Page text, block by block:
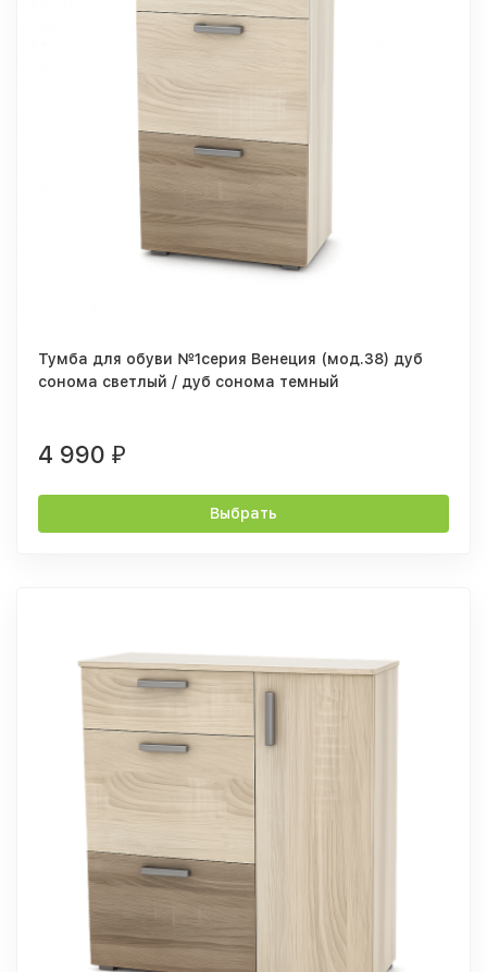
Тумба для обуви №1серия Венеция (мод.38) дуб
сонома светлый / дуб сонома темный
4 990 ₽
Выбрать